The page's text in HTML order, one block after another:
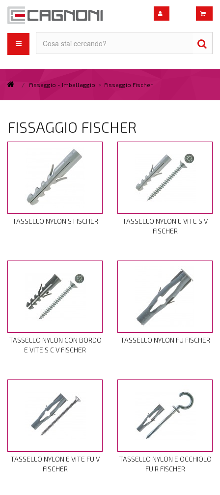
/ Fissaggio - Imballaggio > Fissaggio Fischer
FISSAGGIO FISCHER
TASSELLO NYLON S FISCHER
TASSELLO NYLON E VITE S V
FISCHER
TASSELLO NYLON CON BORDO
E VITE S C V FISCHER
TASSELLO NYLON FU FISCHER
TASSELLO NYLON E VITE FU V
FISCHER
TASSELLO NYLON E OCCHIOLO
FU R FISCHER